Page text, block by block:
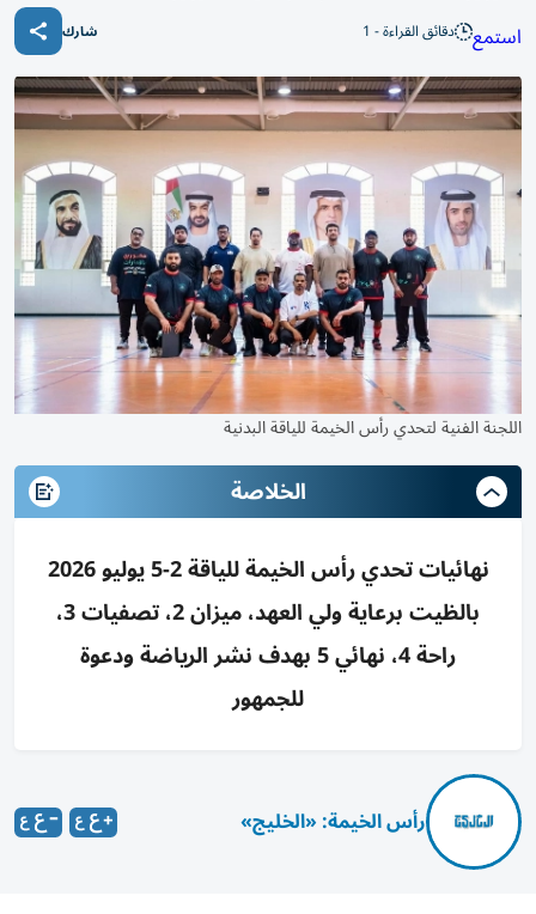
استمع دقائق القراءة - 1 شارك
اللجنة الفنية لتحدي رأس الخيمة للياقة البدنية
الخلاصة
نهائيات تحدي رأس الخيمة للياقة 2-5 يوليو 2026
بالظيت برعاية ولي العهد، ميزان 2، تصفيات 3،
راحة 4، نهائي 5 بهدف نشر الرياضة ودعوة
للجمهور
رأس الخيمة: «الخليج»